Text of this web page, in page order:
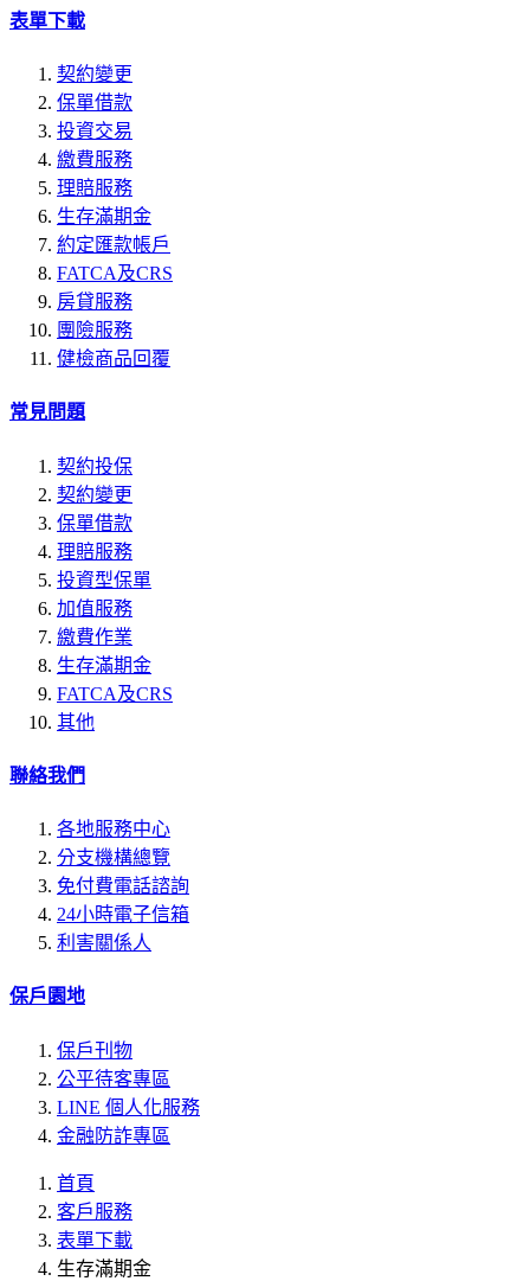
表單下載
契約變更
保單借款
投資交易
繳費服務
理賠服務
生存滿期金
約定匯款帳戶
FATCA及CRS
房貸服務
團險服務
健檢商品回覆
常見問題
契約投保
契約變更
保單借款
理賠服務
投資型保單
加值服務
繳費作業
生存滿期金
FATCA及CRS
其他
聯絡我們
各地服務中心
分支機構總覽
免付費電話諮詢
24小時電子信箱
利害關係人
保戶園地
保戶刊物
公平待客專區
LINE 個人化服務
金融防詐專區
首頁
客戶服務
表單下載
生存滿期金